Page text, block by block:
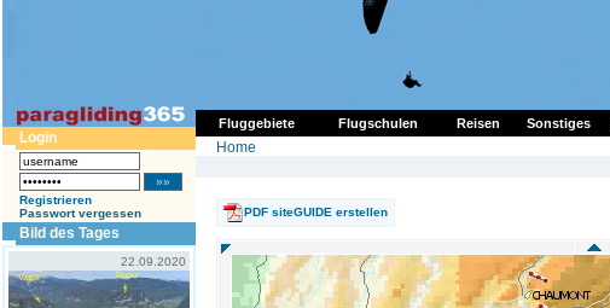
Fluggebiete Flugschulen Reisen Sonstiges
Login
Registrieren
Passwort vergessen
Bild des Tages
22.09.2020
Home
PDF siteGUIDE erstellen